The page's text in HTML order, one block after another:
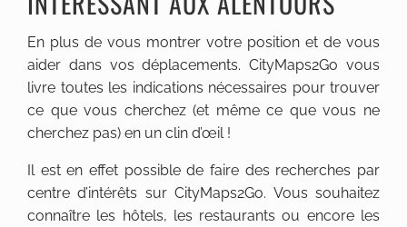
En plus de vous montrer votre position et de vous
aider dans vos déplacements. CityMaps2Go vous
livre toutes les indications nécessaires pour trouver
ce que vous cherchez (et même ce que vous ne
cherchez pas) en un clin d’œil !
Il est en effet possible de faire des recherches par
centre d’intérêts sur CityMaps2Go. Vous souhaitez
connaître les hôtels, les restaurants ou encore les